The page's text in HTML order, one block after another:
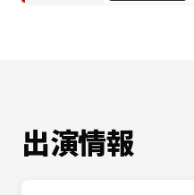
出演情報